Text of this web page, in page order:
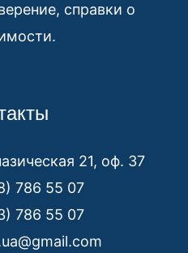
справки о
21, оф. 37
786 55 07
786 55 07